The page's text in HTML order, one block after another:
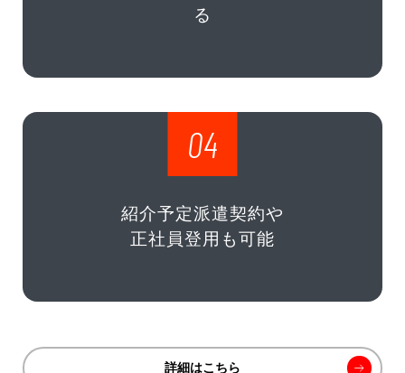
る
04
紹介予定派遣契約や
正社員登用も可能
詳細はこちら